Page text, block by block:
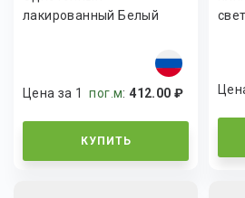
лакированный Белый
Цена за 1пог.м:412.00 ₽
КУПИТЬ